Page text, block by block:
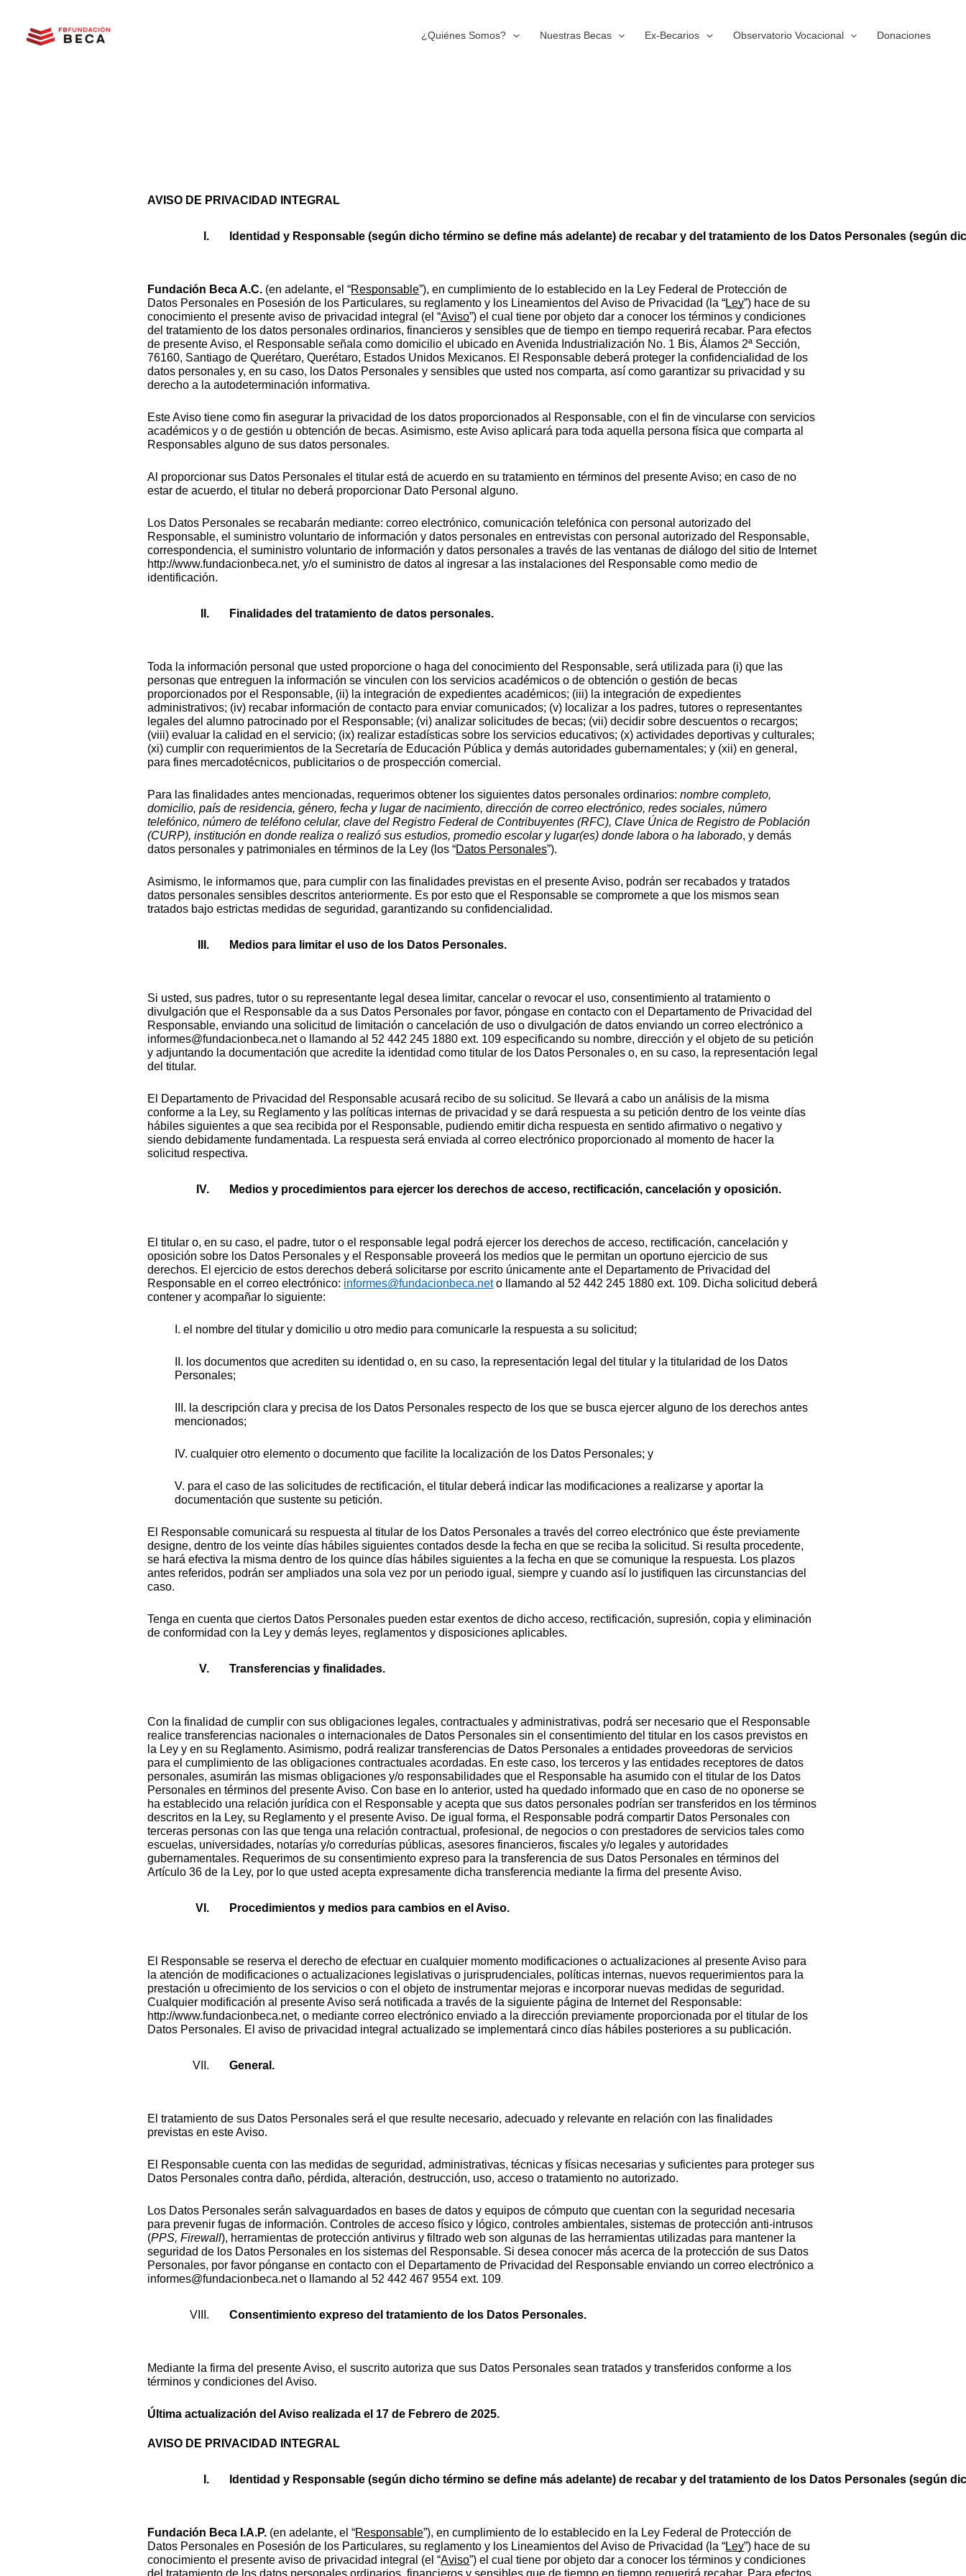
contenido
¿Quiénes Somos? Nuestras Becas Ex-Becarios Observatorio Vocacional Donaciones
AVISO DE PRIVACIDAD INTEGRAL
Identidad y Responsable (según dicho término se define más adelante) de recabar y del tratamiento de los Datos Personales (según
Fundación Beca A.C. (en adelante, el “Responsable”), en cumplimiento de lo establecido en la Ley Federal de Protección de
Datos Personales en Posesión de los Particulares, su reglamento y los Lineamientos del Aviso de Privacidad (la “Ley”) hace de su
conocimiento el presente aviso de privacidad integral (el “Aviso”) el cual tiene por objeto dar a conocer los términos y condiciones
del tratamiento de los datos personales ordinarios, financieros y sensibles que de tiempo en tiempo requerirá recabar. Para efectos
de presente Aviso, el Responsable señala como domicilio el ubicado en Avenida Industrialización No. 1 Bis, Álamos 2ª Sección,
76160, Santiago de Querétaro, Querétaro, Estados Unidos Mexicanos. El Responsable deberá proteger la confidencialidad de los
datos personales y, en su caso, los Datos Personales y sensibles que usted nos comparta, así como garantizar su privacidad y su
derecho a la autodeterminación informativa.
Este Aviso tiene como fin asegurar la privacidad de los datos proporcionados al Responsable, con el fin de vincularse con servicios
académicos y o de gestión u obtención de becas. Asimismo, este Aviso aplicará para toda aquella persona física que comparta al
Responsables alguno de sus datos personales.
Al proporcionar sus Datos Personales el titular está de acuerdo en su tratamiento en términos del presente Aviso; en caso de no
estar de acuerdo, el titular no deberá proporcionar Dato Personal alguno.
Los Datos Personales se recabarán mediante: correo electrónico, comunicación telefónica con personal autorizado del
Responsable, el suministro voluntario de información y datos personales en entrevistas con personal autorizado del Responsable,
correspondencia, el suministro voluntario de información y datos personales a través de las ventanas de diálogo del sitio de Internet
http://www.fundacionbeca.net, y/o el suministro de datos al ingresar a las instalaciones del Responsable como medio de
identificación.
Finalidades del tratamiento de datos personales.
Toda la información personal que usted proporcione o haga del conocimiento del Responsable, será utilizada para (i) que las
personas que entreguen la información se vinculen con los servicios académicos o de obtención o gestión de becas
proporcionados por el Responsable, (ii) la integración de expedientes académicos; (iii) la integración de expedientes
administrativos; (iv) recabar información de contacto para enviar comunicados; (v) localizar a los padres, tutores o representantes
legales del alumno patrocinado por el Responsable; (vi) analizar solicitudes de becas; (vii) decidir sobre descuentos o recargos;
(viii) evaluar la calidad en el servicio; (ix) realizar estadísticas sobre los servicios educativos; (x) actividades deportivas y culturales;
(xi) cumplir con requerimientos de la Secretaría de Educación Pública y demás autoridades gubernamentales; y (xii) en general,
para fines mercadotécnicos, publicitarios o de prospección comercial.
Para las finalidades antes mencionadas, requerimos obtener los siguientes datos personales ordinarios:nombre completo,
domicilio, país de residencia, género, fecha y lugar de nacimiento, dirección de correo electrónico, redes sociales, número
telefónico, número de teléfono celular, clave del Registro Federal de Contribuyentes (RFC), Clave Única de Registro de Población
(CURP), institución en donde realiza o realizó sus estudios, promedio escolar y lugar(es) donde labora o ha laborado, y demás
datos personales y patrimoniales en términos de la Ley (los “Datos Personales”).
Asimismo, le informamos que, para cumplir con las finalidades previstas en el presente Aviso, podrán ser recabados y tratados
datos personales sensibles descritos anteriormente. Es por esto que el Responsable se compromete a que los mismos sean
tratados bajo estrictas medidas de seguridad, garantizando su confidencialidad.
Medios para limitar el uso de los Datos Personales.
Si usted, sus padres, tutor o su representante legal desea limitar, cancelar o revocar el uso, consentimiento al tratamiento o
divulgación que el Responsable da a sus Datos Personales por favor, póngase en contacto con el Departamento de Privacidad del
Responsable, enviando una solicitud de limitación o cancelación de uso o divulgación de datos enviando un correo electrónico a
informes@fundacionbeca.net o llamando al 52 442 245 1880 ext. 109 especificando su nombre, dirección y el objeto de su petición
y adjuntando la documentación que acredite la identidad como titular de los Datos Personales o, en su caso, la representación legal
del titular.
El Departamento de Privacidad del Responsable acusará recibo de su solicitud. Se llevará a cabo un análisis de la misma
conforme a la Ley, su Reglamento y las políticas internas de privacidad y se dará respuesta a su petición dentro de los veinte días
hábiles siguientes a que sea recibida por el Responsable, pudiendo emitir dicha respuesta en sentido afirmativo o negativo y
siendo debidamente fundamentada. La respuesta será enviada al correo electrónico proporcionado al momento de hacer la
solicitud respectiva.
Medios y procedimientos para ejercer los derechos de acceso, rectificación, cancelación y oposición.
El titular o, en su caso, el padre, tutor o el responsable legal podrá ejercer los derechos de acceso, rectificación, cancelación y
oposición sobre los Datos Personales y el Responsable proveerá los medios que le permitan un oportuno ejercicio de sus
derechos. El ejercicio de estos derechos deberá solicitarse por escrito únicamente ante el Departamento de Privacidad del
Responsable en el correo electrónico: informes@fundacionbeca.neto llamando al 52 442 245 1880 ext. 109. Dicha solicitud deberá
contener y acompañar lo siguiente:
I. el nombre del titular y domicilio u otro medio para comunicarle la respuesta a su solicitud;
II. los documentos que acrediten su identidad o, en su caso, la representación legal del titular y la titularidad de los Datos
Personales;
III. la descripción clara y precisa de los Datos Personales respecto de los que se busca ejercer alguno de los derechos antes
mencionados;
IV. cualquier otro elemento o documento que facilite la localización de los Datos Personales; y
V. para el caso de las solicitudes de rectificación, el titular deberá indicar las modificaciones a realizarse y aportar la
documentación que sustente su petición.
El Responsable comunicará su respuesta al titular de los Datos Personales a través del correo electrónico que éste previamente
designe, dentro de los veinte días hábiles siguientes contados desde la fecha en que se reciba la solicitud. Si resulta procedente,
se hará efectiva la misma dentro de los quince días hábiles siguientes a la fecha en que se comunique la respuesta. Los plazos
antes referidos, podrán ser ampliados una sola vez por un periodo igual, siempre y cuando así lo justifiquen las circunstancias del
caso.
Tenga en cuenta que ciertos Datos Personales pueden estar exentos de dicho acceso, rectificación, supresión, copia y eliminación
de conformidad con la Ley y demás leyes, reglamentos y disposiciones aplicables.
Transferencias y finalidades.
Con la finalidad de cumplir con sus obligaciones legales, contractuales y administrativas, podrá ser necesario que el Responsable
realice transferencias nacionales o internacionales de Datos Personales sin el consentimiento del titular en los casos previstos en
la Ley y en su Reglamento. Asimismo, podrá realizar transferencias de Datos Personales a entidades proveedoras de servicios
para el cumplimiento de las obligaciones contractuales acordadas. En este caso, los terceros y las entidades receptores de datos
personales, asumirán las mismas obligaciones y/o responsabilidades que el Responsable ha asumido con el titular de los Datos
Personales en términos del presente Aviso. Con base en lo anterior, usted ha quedado informado que en caso de no oponerse se
ha establecido una relación jurídica con el Responsable y acepta que sus datos personales podrían ser transferidos en los términos
descritos en la Ley, su Reglamento y el presente Aviso. De igual forma, el Responsable podrá compartir Datos Personales con
terceras personas con las que tenga una relación contractual, profesional, de negocios o con prestadores de servicios tales como
escuelas, universidades, notarías y/o corredurías públicas, asesores financieros, fiscales y/o legales y autoridades
gubernamentales. Requerimos de su consentimiento expreso para la transferencia de sus Datos Personales en términos del
Artículo 36 de la Ley, por lo que usted acepta expresamente dicha transferencia mediante la firma del presente Aviso.
Procedimientos y medios para cambios en el Aviso.
El Responsable se reserva el derecho de efectuar en cualquier momento modificaciones o actualizaciones al presente Aviso para
la atención de modificaciones o actualizaciones legislativas o jurisprudenciales, políticas internas, nuevos requerimientos para la
prestación u ofrecimiento de los servicios o con el objeto de instrumentar mejoras e incorporar nuevas medidas de seguridad.
Cualquier modificación al presente Aviso será notificada a través de la siguiente página de Internet del Responsable:
http://www.fundacionbeca.net, o mediante correo electrónico enviado a la dirección previamente proporcionada por el titular de los
Datos Personales. El aviso de privacidad integral actualizado se implementará cinco días hábiles posteriores a su publicación.
General.
El tratamiento de sus Datos Personales será el que resulte necesario, adecuado y relevante en relación con las finalidades
previstas en este Aviso.
El Responsable cuenta con las medidas de seguridad, administrativas, técnicas y físicas necesarias y suficientes para proteger sus
Datos Personales contra daño, pérdida, alteración, destrucción, uso, acceso o tratamiento no autorizado.
Los Datos Personales serán salvaguardados en bases de datos y equipos de cómputo que cuentan con la seguridad necesaria
para prevenir fugas de información. Controles de acceso físico y lógico, controles ambientales, sistemas de protección anti-intrusos
(PPS, Firewall), herramientas de protección antivirus y filtrado web son algunas de las herramientas utilizadas para mantener la
seguridad de los Datos Personales en los sistemas del Responsable. Si desea conocer más acerca de la protección de sus Datos
Personales, por favor pónganse en contacto con el Departamento de Privacidad del Responsable enviando un correo electrónico a
informes@fundacionbeca.net o llamando al 52 442 467 9554 ext. 109.
Consentimiento expreso del tratamiento de los Datos Personales.
Mediante la firma del presente Aviso, el suscrito autoriza que sus Datos Personales sean tratados y transferidos conforme a los
términos y condiciones del Aviso.
Última actualización del Aviso realizada el 17 de Febrero de 2025.
AVISO DE PRIVACIDAD INTEGRAL
Identidad y Responsable (según dicho término se define más adelante) de recabar y del tratamiento de los Datos Personales (según
Fundación Beca I.A.P. (en adelante, el “Responsable”), en cumplimiento de lo establecido en la Ley Federal de Protección de
Datos Personales en Posesión de los Particulares, su reglamento y los Lineamientos del Aviso de Privacidad (la “Ley”) hace de su
conocimiento el presente aviso de privacidad integral (el “Aviso”) el cual tiene por objeto dar a conocer los términos y condiciones